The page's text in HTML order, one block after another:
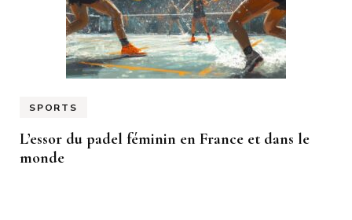
SPORTS
L’essor du padel féminin en France et dans le
monde